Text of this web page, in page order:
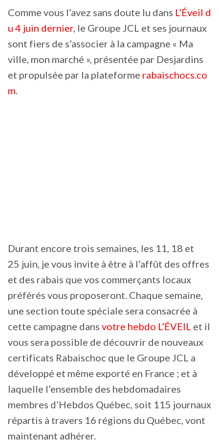
Comme vous l’avez sans doute lu dans L’Éveil d
u 4 juin dernier, le Groupe JCL et ses journaux
sont fiers de s’associer à la campagne « Ma
ville, mon marché », présentée par Desjardins
et propulsée par la plateforme rabaischocs.co
m.
Durant encore trois semaines, les 11, 18 et
25 juin, je vous invite à être à l’affût des offres
et des rabais que vos commerçants locaux
préférés vous proposeront. Chaque semaine,
une section toute spéciale sera consacrée à
cette campagne dans votre hebdo L’ÉVEIL et il
vous sera possible de découvrir de nouveaux
certificats Rabaischoc que le Groupe JCL a
développé et même exporté en France ; et à
laquelle l’ensemble des hebdomadaires
membres d’Hebdos Québec, soit 115 journaux
répartis à travers 16 régions du Québec, vont
maintenant adhérer.